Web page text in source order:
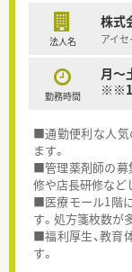
法人名
株式
アイ
勤務時間
月～
※※1
■通勤便利な人
ます。
■管理薬剤師の募
修や店長研修など
■医療モール1階
す。処方箋枚数が
■福利厚生、教育
す。